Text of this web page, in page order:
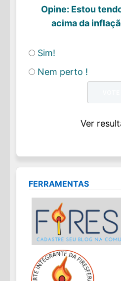
Opine: Estou
acima da
Sim!
Nem perto !
Ver
FERRAMENTAS